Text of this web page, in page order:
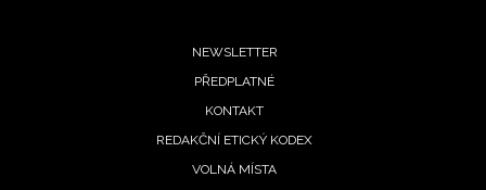
Přihlášením k newsletteru souhlasíte s
podmínkami společnosti BurdaMedia Extra s.r.o.
NEWSLETTER
PŘEDPLATNÉ
KONTAKT
REDAKČNÍ ETICKÝ KODEX
VOLNÁ MÍSTA